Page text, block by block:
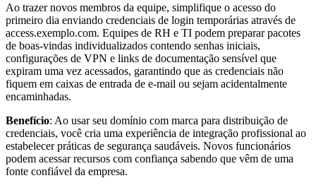
Ao trazer novos membros da equipe, simplifique o acesso do
primeiro dia enviando credenciais de login temporárias através de
access.exemplo.com. Equipes de RH e TI podem preparar pacotes
de boas-vindas individualizados contendo senhas iniciais,
configurações de VPN e links de documentação sensível que
expiram uma vez acessados, garantindo que as credenciais não
fiquem em caixas de entrada de e-mail ou sejam acidentalmente
encaminhadas.
Benefício: Ao usar seu domínio com marca para distribuição de
credenciais, você cria uma experiência de integração profissional ao
estabelecer práticas de segurança saudáveis. Novos funcionários
podem acessar recursos com confiança sabendo que vêm de uma
fonte confiável da empresa.